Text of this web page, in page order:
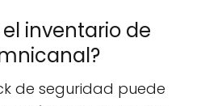
inventario de
de seguridad puede